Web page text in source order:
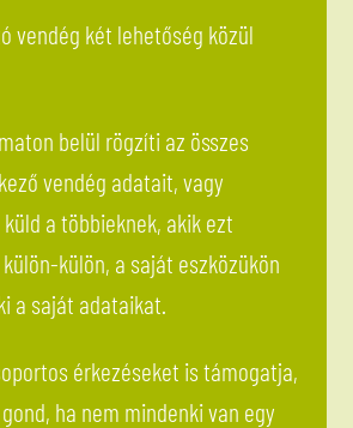
vendég két lehetőség közül
belül rögzíti az összes
vendég adatait, vagy
a többieknek, akik ezt
külön, a saját eszközükön
a saját adataikat.
érkezéseket is támogatja,
ha nem mindenki van egy